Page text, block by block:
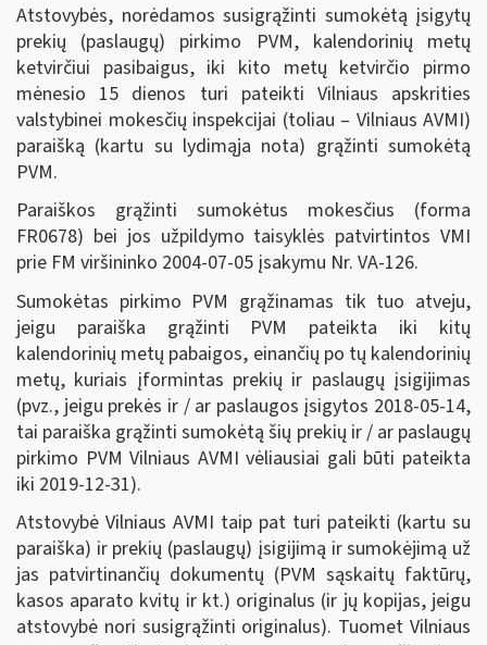
Atstovybės, norėdamos susigrąžinti sumokėtą įsigytų
prekių (paslaugų) pirkimo PVM, kalendorinių metų
ketvirčiui pasibaigus, iki kito metų ketvirčio pirmo
mėnesio 15 dienos turi pateikti Vilniaus apskrities
valstybinei mokesčių inspekcijai (toliau – Vilniaus AVMI)
paraišką (kartu su lydimąja nota) grąžinti sumokėtą
PVM.
Paraiškos grąžinti sumokėtus mokesčius (forma
FR0678) bei jos užpildymo taisyklės patvirtintos VMI
prie FM viršininko 2004-07-05 įsakymu Nr. VA-126.
Sumokėtas pirkimo PVM grąžinamas tik tuo atveju,
jeigu paraiška grąžinti PVM pateikta iki kitų
kalendorinių metų pabaigos, einančių po tų kalendorinių
metų, kuriais įformintas prekių ir paslaugų įsigijimas
(pvz., jeigu prekės ir / ar paslaugos įsigytos 2018-05-14,
tai paraiška grąžinti sumokėtą šių prekių ir / ar paslaugų
pirkimo PVM Vilniaus AVMI vėliausiai gali būti pateikta
iki 2019-12-31).
Atstovybė Vilniaus AVMI taip pat turi pateikti (kartu su
paraiška) ir prekių (paslaugų) įsigijimą ir sumokėjimą už
jas patvirtinančių dokumentų (PVM sąskaitų faktūrų,
kasos aparato kvitų ir kt.) originalus (ir jų kopijas, jeigu
atstovybė nori susigrąžinti originalus). Tuomet Vilniaus